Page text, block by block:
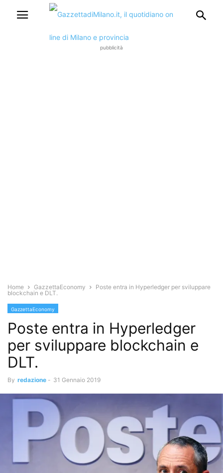
pubblicità
Home GazzettaEconomy
Poste entra in Hyperledger per sviluppare
blockchain e DLT.
GazzettaEconomy
Poste entra in Hyperledger
per sviluppare blockchain e
DLT.
By redazione - 31 Gennaio 2019